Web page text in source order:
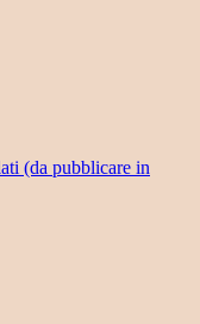
(da pubblicare in